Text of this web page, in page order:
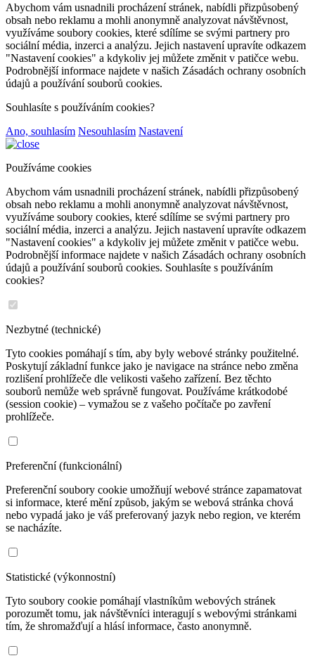
Abychom vám usnadnili procházení stránek, nabídli přizpůsobený
obsah nebo reklamu a mohli anonymně analyzovat návštěvnost,
využíváme soubory cookies, které sdílíme se svými partnery pro
sociální média, inzerci a analýzu. Jejich nastavení upravíte odkazem
"Nastavení cookies" a kdykoliv jej můžete změnit v patičce webu.
Podrobnější informace najdete v našich Zásadách ochrany osobních
údajů a používání souborů cookies.
Souhlasíte s používáním cookies?
Ano, souhlasím Nesouhlasím Nastavení
Používáme cookies
Abychom vám usnadnili procházení stránek, nabídli přizpůsobený
obsah nebo reklamu a mohli anonymně analyzovat návštěvnost,
využíváme soubory cookies, které sdílíme se svými partnery pro
sociální média, inzerci a analýzu. Jejich nastavení upravíte odkazem
"Nastavení cookies" a kdykoliv jej můžete změnit v patičce webu.
Podrobnější informace najdete v našich Zásadách ochrany osobních
údajů a používání souborů cookies. Souhlasíte s používáním
cookies?
Nezbytné (technické)
Tyto cookies pomáhají s tím, aby byly webové stránky použitelné.
Poskytují základní funkce jako je navigace na stránce nebo změna
rozlišení prohlížeče dle velikosti vašeho zařízení. Bez těchto
souborů nemůže web správně fungovat. Používáme krátkodobé
(session cookie) – vymažou se z vašeho počítače po zavření
prohlížeče.
Preferenční (funkcionální)
Preferenční soubory cookie umožňují webové stránce zapamatovat
si informace, které mění způsob, jakým se webová stránka chová
nebo vypadá jako je váš preferovaný jazyk nebo region, ve kterém
se nacházíte.
Statistické (výkonnostní)
Tyto soubory cookie pomáhají vlastníkům webových stránek
porozumět tomu, jak návštěvníci interagují s webovými stránkami
tím, že shromažďují a hlásí informace, často anonymně.